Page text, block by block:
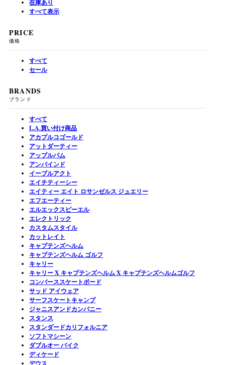
在庫あり
すべて表示
PRICE
価格
すべて
セール
BRANDS
ブランド
すべて
L.A.買い付け商品
アカプルコゴールド
アットダーティー
アップルバム
アンバインド
イーブルアクト
エイチティーシー
エイティー エイト ロサンゼルス ジュエリー
エフエーティー
エルエックスピーエル
エレクトリック
カスタムスタイル
カットレイト
キャプテンズヘルム
キャプテンズヘルム ゴルフ
キャリー
キャリー X キャプテンズヘルム X キャプテンズヘルムゴルフ
コンバーススケートボード
サッド アイウェア
サーフスケートキャンプ
ジャニスアンドカンパニー
スタンス
スタンダードカリフォルニア
ソフトマシーン
ダブルオー バイク
ディケード
デウス